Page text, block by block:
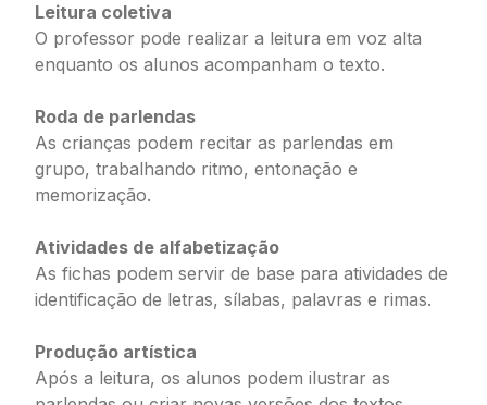
Leitura coletiva
O professor pode realizar a leitura em voz alta
enquanto os alunos acompanham o texto.
Roda de parlendas
As crianças podem recitar as parlendas em
grupo, trabalhando ritmo, entonação e
memorização.
Atividades de alfabetização
As fichas podem servir de base para atividades de
identificação de letras, sílabas, palavras e rimas.
Produção artística
Após a leitura, os alunos podem ilustrar as